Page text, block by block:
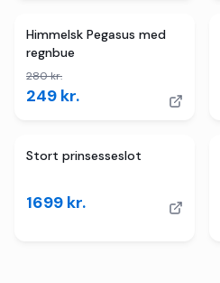
TILBUD
Himmelsk Pegasus med
regnbue
280kr.
249 kr.
Stort prinsesseslot
1699 kr.